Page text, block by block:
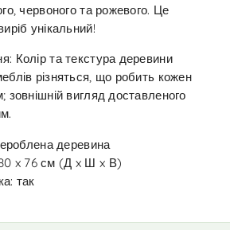
червоного та рожевого. Це
унікальний!
Колір та текстура деревини
різняться, що робить кожен
зовнішній вигляд доставленого
деревина
x 76 см (Д x Ш x В)
так